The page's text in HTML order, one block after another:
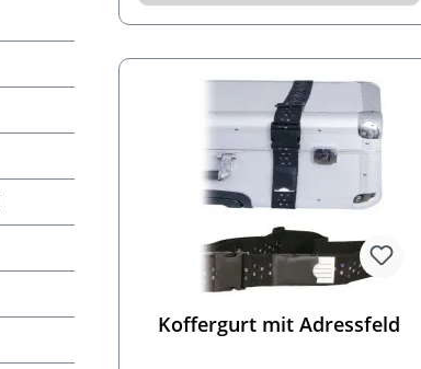
Koffergurt mit Adressfeld